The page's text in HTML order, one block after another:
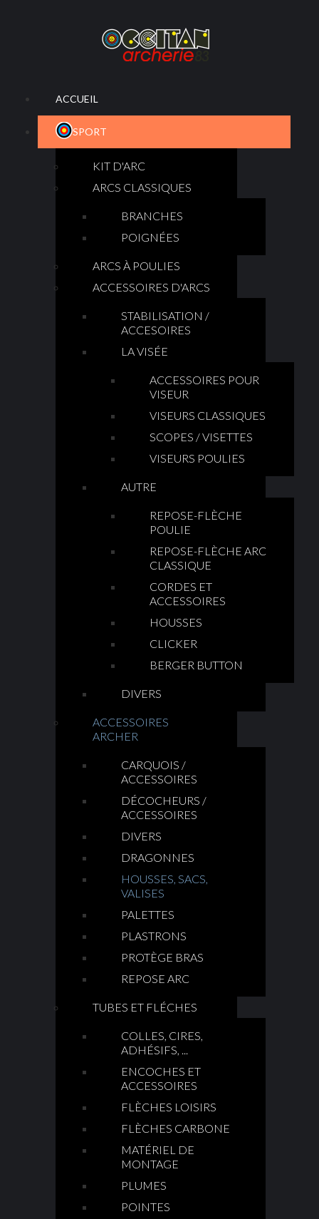
ACCUEIL
SPORT
KIT D'ARC
ARCS CLASSIQUES
BRANCHES
POIGNÉES
ARCS À POULIES
ACCESSOIRES D'ARCS
STABILISATION /
ACCESOIRES
LA VISÉE
ACCESSOIRES POUR
VISEUR
VISEURS CLASSIQUES
SCOPES / VISETTES
VISEURS POULIES
AUTRE
REPOSE-FLÈCHE
POULIE
REPOSE-FLÈCHE ARC
CLASSIQUE
CORDES ET
ACCESSOIRES
HOUSSES
CLICKER
BERGER BUTTON
DIVERS
ACCESSOIRES
ARCHER
CARQUOIS /
ACCESSOIRES
DÉCOCHEURS /
ACCESSOIRES
DIVERS
DRAGONNES
HOUSSES, SACS,
VALISES
PALETTES
PLASTRONS
PROTÈGE BRAS
REPOSE ARC
TUBES ET FLÉCHES
COLLES, CIRES,
ADHÉSIFS, ...
ENCOCHES ET
ACCESSOIRES
FLÈCHES LOISIRS
FLÈCHES CARBONE
MATÉRIEL DE
MONTAGE
PLUMES
POINTES